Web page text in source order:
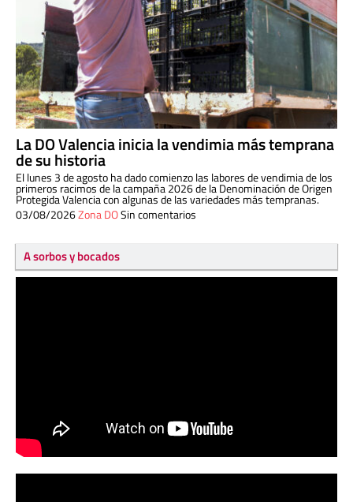
La DO Valencia inicia la vendimia más temprana
de su historia
El lunes 3 de agosto ha dado comienzo las labores de vendimia de los
primeros racimos de la campaña 2026 de la Denominación de Origen
Protegida Valencia con algunas de las variedades más tempranas.
03/08/2026Zona DOSin comentarios
A sorbos y bocados